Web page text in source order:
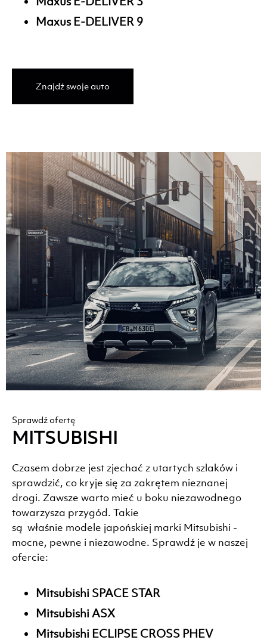
Maxus E-DELIVER 9
Znajdź swoje auto
Sprawdź ofertę
MITSUBISHI
Czasem dobrze jest zjechać z utartych szlaków i
sprawdzić, co kryje się za zakrętem nieznanej
drogi. Zawsze warto mieć u boku niezawodnego
towarzysza przygód. Takie
są właśnie modele japońskiej marki Mitsubishi -
mocne, pewne i niezawodne. Sprawdź je w naszej
ofercie:
Mitsubishi SPACE STAR
Mitsubishi ASX
Mitsubishi ECLIPSE CROSS PHEV